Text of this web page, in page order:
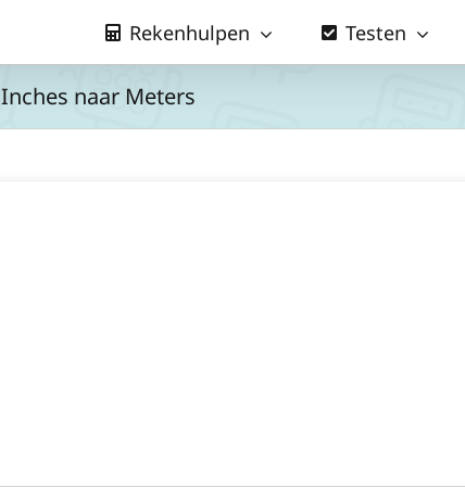
Rekenhulpen Testen
naar Meters